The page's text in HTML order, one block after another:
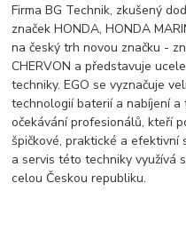
Firma BG Technik, zkušený
značek HONDA, HONDA
na český trh novou značku -
CHERVON a představuje
techniky. EGO se vyznačuje
technologií baterií a nabíjení a
očekávání profesionálů, kteří
špičkové, praktické a efektivní
a servis této techniky využívá
celou Českou republiku.